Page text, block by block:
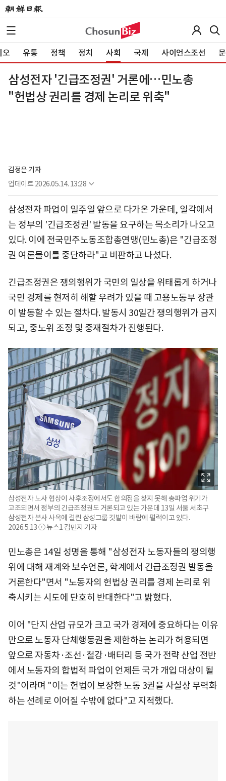
오 유통 정책 정치 사회 국제 사이언스조선
삼성전자 '긴급조정권' 거론에…민노총
"헌법상 권리를 경제 논리로 위축"
김정은 기자
업데이트 2026.05.14. 13:28
삼성전자 파업이 일주일 앞으로 다가온 가운데, 일각에서
는 정부의 '긴급조정권' 발동을 요구하는 목소리가 나오고
있다. 이에 전국민주노동조합총연맹(민노총)은 "긴급조정
권 여론몰이를 중단하라"고 비판하고 나섰다.
긴급조정권은 쟁의행위가 국민의 일상을 위태롭게 하거나
국민 경제를 현저히 해할 우려가 있을 때 고용노동부 장관
이 발동할 수 있는 절차다. 발동시 30일간 쟁의행위가 금지
되고, 중노위 조정 및 중재절차가 진행된다.
삼성전자 노사 협상이 사후조정에서도 합의점을 찾지 못해 총파업 위기가
고조되면서 정부의 긴급조정권도 거론되고 있는 가운데 13일 서울 서초구
삼성전자 본사 사옥에 걸린 삼성그룹 깃발이 바람에 펄럭이고 있다.
2026.5.13 ⓒ 뉴스1 김민지 기자
민노총은 14일 성명을 통해 "삼성전자 노동자들의 쟁의행
위에 대해 재계와 보수언론, 학계에서 긴급조정권 발동을
거론한다"면서 "노동자의 헌법상 권리를 경제 논리로 위
축시키는 시도에 단호히 반대한다"고 밝혔다.
이어 "단지 산업 규모가 크고 국가 경제에 중요하다는 이유
만으로 노동자 단체행동권을 제한하는 논리가 허용되면
앞으로 자동차·조선·철강·배터리 등 국가 전략 산업 전반
에서 노동자의 합법적 파업이 언제든 국가 개입 대상이 될
것"이라며 "이는 헌법이 보장한 노동 3권을 사실상 무력화
하는 선례로 이어질 수밖에 없다"고 지적했다.